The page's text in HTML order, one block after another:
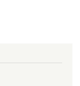
nach